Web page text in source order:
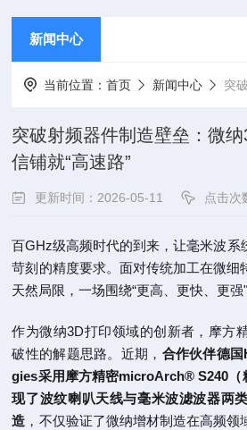
新闻中心
当前位置：首页 新闻中心 突破射频
突破射频器件制造壁垒：微
信铺就“高速路”
更新时间：2026-05-11 点击次
百GHz级高频时代的到来，让毫米波系
苛刻的精度要求。面对传统加工在微细
天然局限，一场围绕“更高、更快、更强
作为微纳3D打印领域的创新者，摩方
破性的解题思路。近期， 合作伙伴德
gies采用摩方精密microArch® S240（
现了波纹喇叭天线与毫米波滤波器两
造 ，不仅验证了微纳增材制造在高频领